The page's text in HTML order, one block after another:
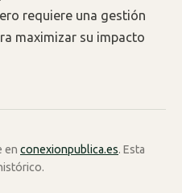
requiere una gestión
maximizar su impacto
en conexionpublica.es. Esta